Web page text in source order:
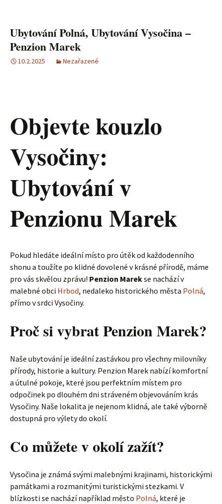
Ubytování Polná, Ubytování Vysočina –
Penzion Marek
10.2.2025 Nezařazené
Objevte kouzlo
Vysočiny:
Ubytování v
Penzionu Marek
Pokud hledáte ideální místo pro útěk od každodenního
shonu a toužíte po klidné dovolené v krásné přírodě, máme
pro vás skvělou zprávu! Penzion Marekse nachází v
malebné obci Hrbod, nedaleko historického města Polná,
přímo v srdci Vysočiny.
Proč si vybrat Penzion Marek?
Naše ubytování je ideální zastávkou pro všechny milovníky
přírody, historie a kultury. Penzion Marek nabízí komfortní
a útulné pokoje, které jsou perfektním místem pro
odpočinek po dlouhém dni stráveném objevováním krás
Vysočiny. Naše lokalita je nejenom klidná, ale také výborně
dostupná pro výlety do okolí.
Co můžete v okolí zažít?
Vysočina je známá svými malebnými krajinami, historickými
památkami a rozmanitými turistickými stezkami. V
blízkosti se nachází například město Polná, které je